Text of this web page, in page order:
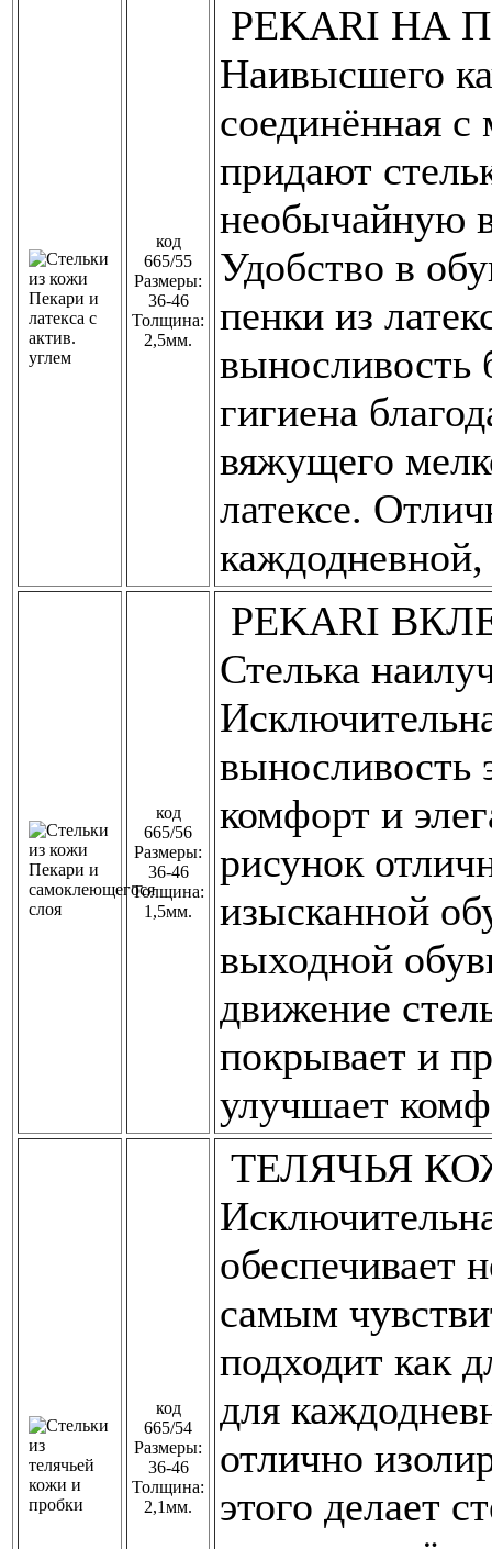
код
665/55
Размеры:
36-46
Толщина:
2,5мм.
PEKARI НА
Наивысшего
соединённая с
придают
необычайную
Удобство в
пенки из
выносливость
гигиена
вяжущего
латексе.
код
665/56
Размеры:
36-46
Толщина:
1,5мм.
PEKARI
Стелька
выносливость
комфорт и
рисунок
изысканной
выходной
движение
покрывает и
улучшает
код
665/54
Размеры:
36-46
Толщина:
2,1мм.
ТЕЛЯЧЬЯ
обеспечивает
самым
подходит как
для
отлично
этого делает